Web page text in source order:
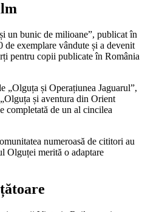
un bunic de milioane”, publicat în
de exemplare vândute și a devenit
pentru copii publicate în România
„Olguța și Operațiunea Jaguarul”,
și aventura din Orient
completată de un al cincilea
numeroasă de cititori au
Olguței merită o adaptare